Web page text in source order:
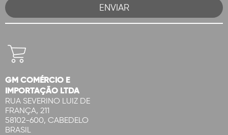
GM COMÉRCIO E
IMPORTAÇÃO LTDA
RUA SEVERINO LUIZ DE
FRANÇA, 211
58102-600, CABEDELO
BRASIL